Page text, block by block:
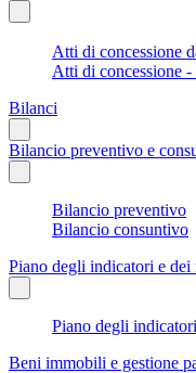
Atti di concessione
Atti di concessione
Bilanci
Bilancio preventivo e
Bilancio preventivo
Bilancio consuntivo
Piano degli indicatori e
Piano degli
Beni immobili e gestione